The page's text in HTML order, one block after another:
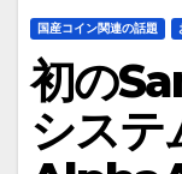
国産コイン関連の話題
初の
システ